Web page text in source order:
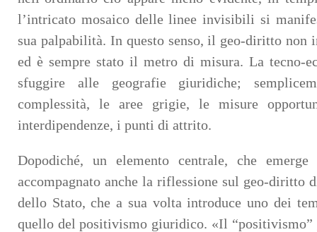
l’intricato mosaico delle linee invisibili si
sua palpabilità. In questo senso, il geo-diritto non
ed è sempre stato il metro di misura. La tecno-
sfuggire alle geografie giuridiche;
complessità, le aree grigie, le misure
interdipendenze, i punti di attrito.
Dopodiché, un elemento centrale, che
accompagnato anche la riflessione sul geo-diritto
dello Stato, che a sua volta introduce uno dei
quello del positivismo giuridico. «Il